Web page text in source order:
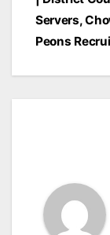
Servers,
Peons